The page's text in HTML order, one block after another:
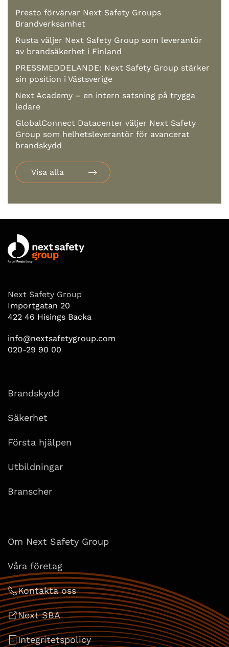
Presto förvärvar Next Safety Groups
Brandverksamhet
Rusta väljer Next Safety Group som leverantör
av brandsäkerhet i Finland
PRESSMEDDELANDE: Next Safety Group stärker
sin position i Västsverige
Next Academy – en intern satsning på trygga
ledare
GlobalConnect Datacenter väljer Next Safety
Group som helhetsleverantör för avancerat
brandskydd
Visa alla
Next Safety Group
Importgatan 20
422 46 Hisings Backa
info@nextsafetygroup.com
020-29 90 00
Brandskydd
Säkerhet
Första hjälpen
Utbildningar
Branscher
Om Next Safety Group
Våra företag
Kontakta oss
Next SBA
Integritetspolicy